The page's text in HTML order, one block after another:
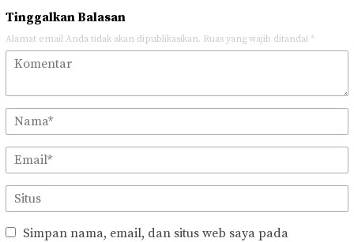
Tinggalkan Balasan
Alamat email Anda tidak akan dipublikasikan. Ruas yang wajib ditandai *
Simpan nama, email, dan situs web saya pada